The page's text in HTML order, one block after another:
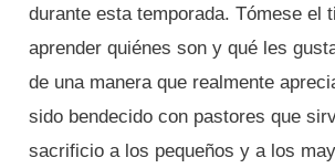
durante esta temporada. Tómese el
aprender quiénes son y qué les
de una manera que realmente
sido bendecido con pastores que
sacrificio a los pequeños y a los